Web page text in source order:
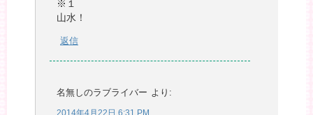
※１
山水！
返信
名無しのラブライバー より:
2014年4月22日 6:31 PM